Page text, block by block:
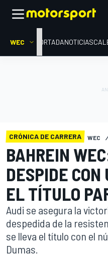
WEC PORTADANOTICIAS
CRÓNICA DE CARRERA WEC
BAHREIN
DESPIDE
EL TÍTULO
Audi se asegura la
despedida de la
se lleva el título con el
Dumas.